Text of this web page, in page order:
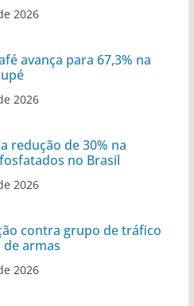
2026
avança para 67,3% na
2026
redução de 30% na
no Brasil
2026
contra grupo de tráfico
armas
2026